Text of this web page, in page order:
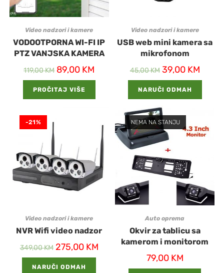
Video nadzori i kamere
VODOOTPORNA WI-FI IP
PTZ VANJSKA KAMERA
119,00KM 89,00 KM
PROČITAJ VIŠE
Video nadzori i kamere
USB web mini kamera sa
mikrofonom
45,00KM 39,00 KM
NARUČI ODMAH
-21%
Video nadzori i kamere
NVR Wifi video nadzor
349,00KM 275,00 KM
NARUČI ODMAH
NEMA NA STANJU
Auto oprema
Okvir za tablicu sa
kamerom i monitorom
79,00 KM